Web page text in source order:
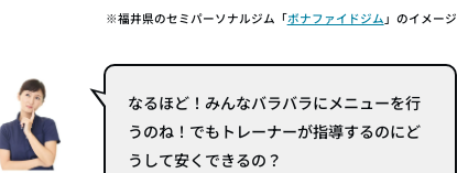
※福井県のセミパーソナルジム「ボナファイドジム 」のイメージ
なるほど！みんなバラバラにメニューを行
うのね！でもトレーナーが指導するのにど
うして安くできるの？